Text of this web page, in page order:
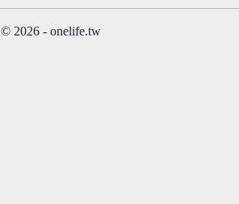
© 2026 - onelife.tw